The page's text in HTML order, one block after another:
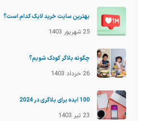
بهترین سایت خرید لایک کدام است؟
25 شهریور 1403
چگونه بلاگر کودک شویم؟
26 خرداد 1403
100 ایده برای بلاگری در 2024
23 تیر 1403